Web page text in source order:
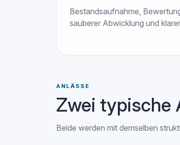
Bestandsaufnahme,
sauberer Abwicklung und
ANLÄSSE
Zwei typische
Beide werden mit demselben